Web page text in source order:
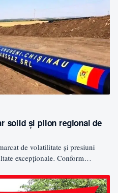
solid și pilon regional de
de volatilitate și presiuni
excepționale. Conform